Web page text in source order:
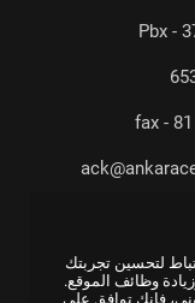
لتحسين تجربتك
وظائف الموقع.
فإنك توافق على